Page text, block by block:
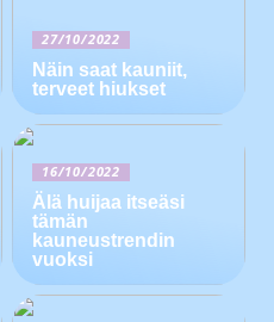
27/10/2022
Näin saat kauniit,
terveet hiukset
16/10/2022
Älä huijaa itseäsi
tämän
kauneustrendin
vuoksi